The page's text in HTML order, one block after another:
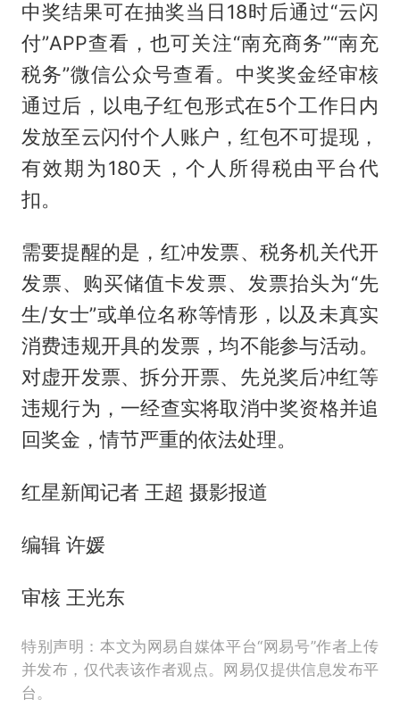
中奖结果可在抽奖当日18时后通过“云闪
付”APP查看，也可关注“南充商务”“南充
税务”微信公众号查看。中奖奖金经审核
通过后，以电子红包形式在5个工作日内
发放至云闪付个人账户，红包不可提现，
有效期为180天，个人所得税由平台代
扣。
需要提醒的是，红冲发票、税务机关代开
发票、购买储值卡发票、发票抬头为“先
生/女士”或单位名称等情形，以及未真实
消费违规开具的发票，均不能参与活动。
对虚开发票、拆分开票、先兑奖后冲红等
违规行为，一经查实将取消中奖资格并追
回奖金，情节严重的依法处理。
红星新闻记者 王超 摄影报道
编辑 许媛
审核 王光东
特别声明：本文为网易自媒体平台“网易号”作者上传
并发布，仅代表该作者观点。网易仅提供信息发布平
台。